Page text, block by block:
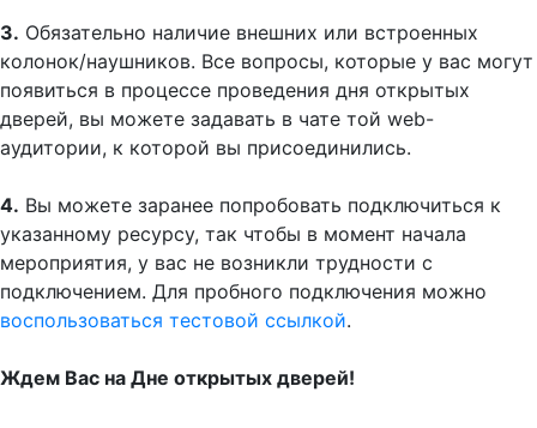
3. Обязательно наличие внешних или встроенных
колонок/наушников. Все вопросы, которые у вас могут
появиться в процессе проведения дня открытых
дверей, вы можете задавать в чате той web-
аудитории, к которой вы присоединились.
4. Вы можете заранее попробовать подключиться к
указанному ресурсу, так чтобы в момент начала
мероприятия, у вас не возникли трудности с
подключением. Для пробного подключения можно
воспользоваться тестовой ссылкой.
Ждем Вас на Дне открытых дверей!